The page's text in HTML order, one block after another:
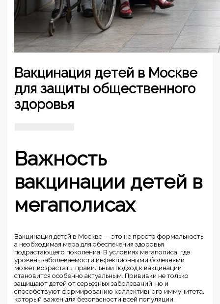
Вакцинация детей в Москве
для защиты общественного
здоровья
Важность
вакцинации детей в
мегаполисах
Вакцинация детей в Москве — это не просто формальность,
а необходимая мера для обеспечения здоровья
подрастающего поколения. В условиях мегаполиса, где
уровень заболеваемости инфекционными болезнями
может возрастать, правильный подход к вакцинации
становится особенно актуальным. Прививки не только
защищают детей от серьезных заболеваний, но и
способствуют формированию коллективного иммунитета,
который важен для безопасности всей популяции.